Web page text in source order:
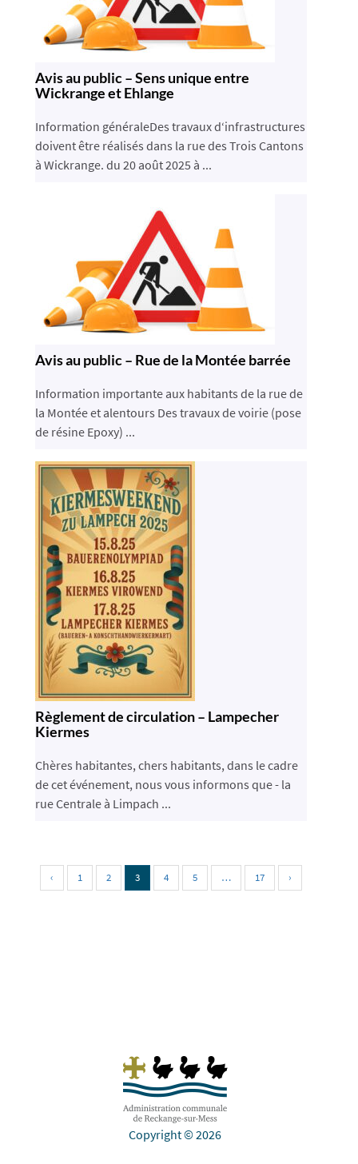
Avis au public – Sens unique entre
Wickrange et Ehlange
Information généraleDes travaux d‘infrastructures
doivent être réalisés dans la rue des Trois Cantons
à Wickrange. du 20 août 2025 à ...
Avis au public – Rue de la Montée barrée
Information importante aux habitants de la rue de
la Montée et alentours Des travaux de voirie (pose
de résine Epoxy) ...
Règlement de circulation – Lampecher
Kiermes
Chères habitantes, chers habitants, dans le cadre
de cet événement, nous vous informons que - la
rue Centrale à Limpach ...
‹ 1 2 3 4 5 … 17 ›
Copyright © 2026